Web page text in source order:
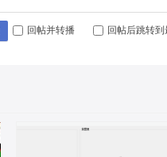
回帖并转播 回帖后跳转